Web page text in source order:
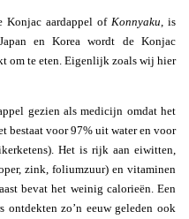
Konjac aardappel of Konnyaku , is
en Korea wordt de Konjac
om te eten. Eigenlijk zoals wij hier
gezien als medicijn omdat het
bestaat voor 97% uit water en voor
Het is rijk aan eiwitten,
zink, foliumzuur) en vitaminen
bevat het weinig calorieën. Een
ontdekten zo’n eeuw geleden ook